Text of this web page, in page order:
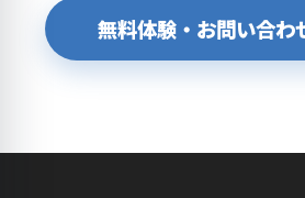
無料体験・お問い合わ